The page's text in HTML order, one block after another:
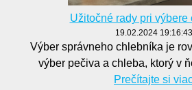
Užitočné rady pri výbere
19.02.2024 19:16:43
Výber správneho chlebníka je
výber pečiva a chleba, ktorý v
Prečítajte si